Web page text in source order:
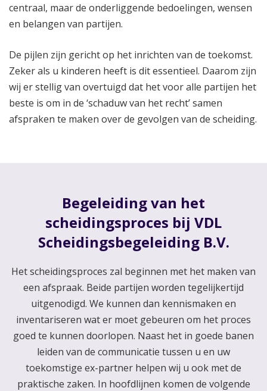
centraal, maar de onderliggende bedoelingen, wensen
en belangen van partijen.
De pijlen zijn gericht op het inrichten van de toekomst.
Zeker als u kinderen heeft is dit essentieel. Daarom zijn
wij er stellig van overtuigd dat het voor alle partijen het
beste is om in de ‘schaduw van het recht’ samen
afspraken te maken over de gevolgen van de scheiding.
Begeleiding van het
scheidingsproces bij VDL
Scheidingsbegeleiding B.V.
Het scheidingsproces zal beginnen met het maken van
een afspraak. Beide partijen worden tegelijkertijd
uitgenodigd. We kunnen dan kennismaken en
inventariseren wat er moet gebeuren om het proces
goed te kunnen doorlopen. Naast het in goede banen
leiden van de communicatie tussen u en uw
toekomstige ex-partner helpen wij u ook met de
praktische zaken. In hoofdlijnen komen de volgende